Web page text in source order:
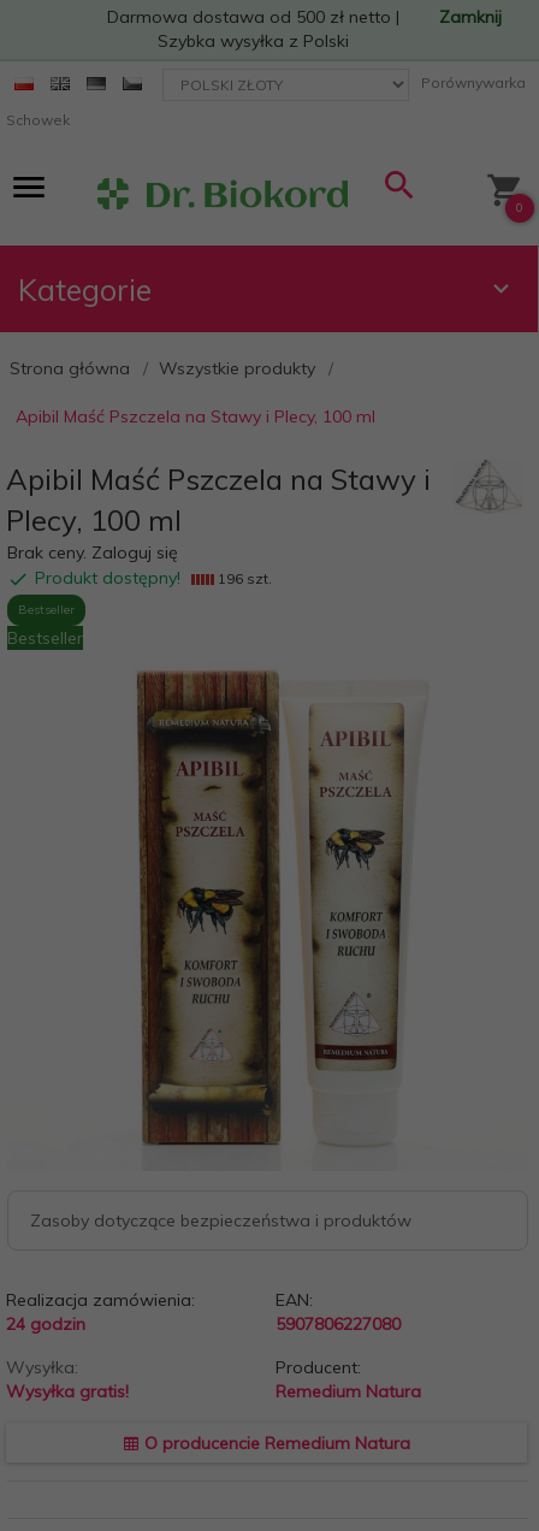
Darmowa dostawa od 500 zł netto |
Szybka wysyłka z Polski
Zamknij
currency_h Porównywarka
Schowek
0
Kategorie
Strona główna Wszystkie produkty
Apibil Maść Pszczela na Stawy i Plecy, 100 ml
Apibil Maść Pszczela na Stawy i
Plecy, 100 ml
Brak ceny. Zaloguj się
Produkt dostępny!
196 szt.
Bestseller
Bestseller
Zasoby dotyczące bezpieczeństwa i produktów
Realizacja zamówienia:
24 godzin
EAN:
5907806227080
Wysyłka:
Wysyłka gratis!
Producent:
Remedium Natura
O producencie Remedium Natura